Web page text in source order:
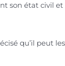
son état civil et
qu’il peut les